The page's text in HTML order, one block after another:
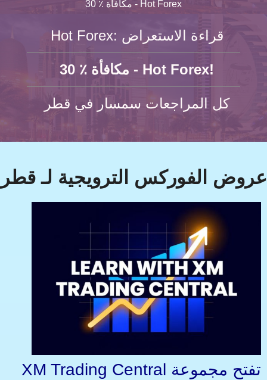
30 ٪ مكافأة - Hot Forex
Hot Forex: قراءة الاستعراض
30 ٪ مكافأة - Hot Forex!
كل المراجعات سمسار في قطر
عروض الفوركس الترويجية لـ قطر
XM Trading Central تفتح مجموعة